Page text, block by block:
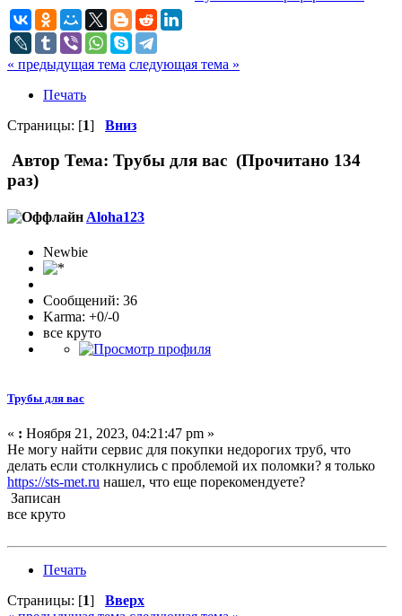
« предыдущая тема следующая тема »
Печать
Страницы: [1] Вниз
Автор Тема: Трубы для вас (Прочитано 134
раз)
Aloha123
Newbie
Сообщений: 36
Karma: +0/-0
все круто
Трубы для вас
« : Ноября 21, 2023, 04:21:47 pm »
Не могу найти сервис для покупки недорогих труб, что
делать если столкнулись с проблемой их поломки? я только
https://sts-met.ru нашел, что еще порекомендуете?
Записан
все круто
Печать
Страницы: [1] Вверх